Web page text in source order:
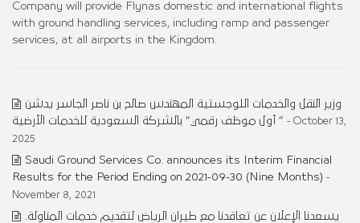
Company will provide Flynas domestic and international flights
with ground handling services, including ramp and passenger
services, at all airports in the Kingdom.
وزير النقل والخدمات اللوجستية المهندس صالح بن ناصر الجاسر يدشن
” أول موظف رقمي” بالشركة السعودية للخدمات الأرضية - October 13,
2025
Saudi Ground Services Co. announces its Interim Financial
Results for the Period Ending on 2021-09-30 (Nine Months) -
November 8, 2021